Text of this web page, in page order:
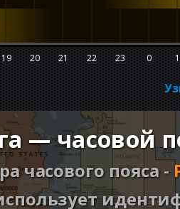
19 20 21 22 23 0 1
— часовой
часового пояса -